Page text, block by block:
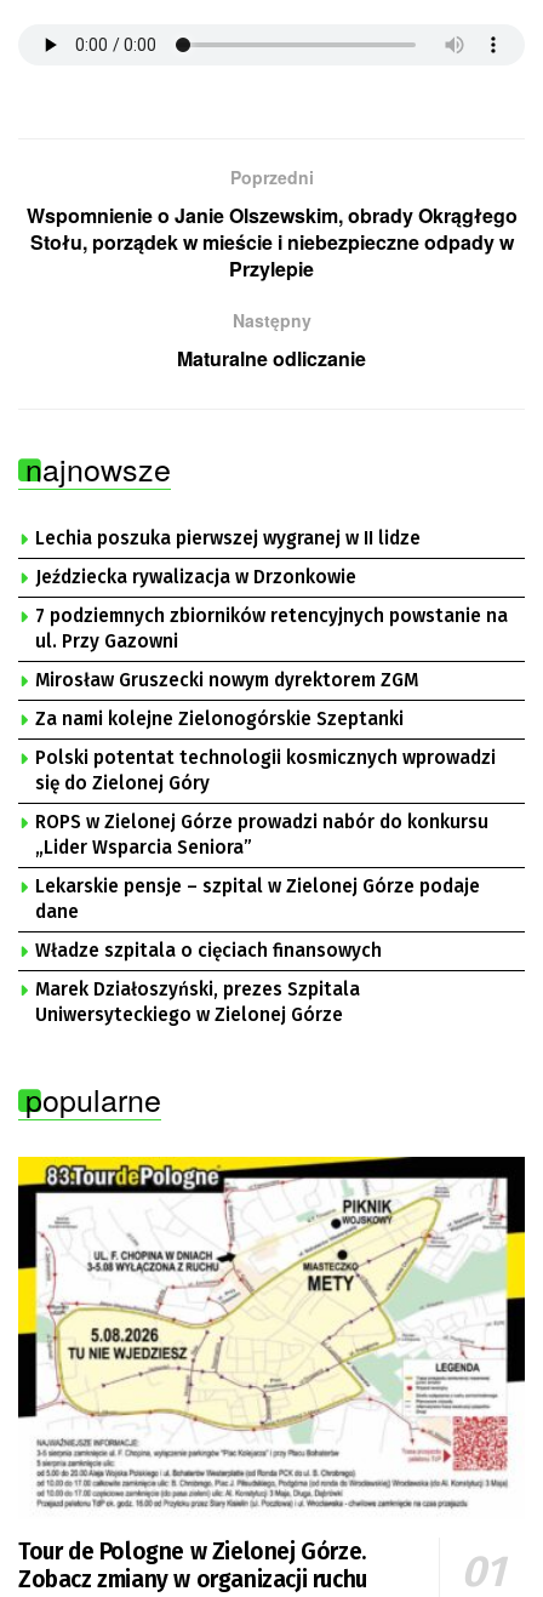
Poprzedni
Wspomnienie o Janie Olszewskim, obrady Okrągłego
Stołu, porządek w mieście i niebezpieczne odpady w
Przylepie
Następny
Maturalne odliczanie
najnowsze
Lechia poszuka pierwszej wygranej w II lidze
Jeździecka rywalizacja w Drzonkowie
7 podziemnych zbiorników retencyjnych powstanie na
ul. Przy Gazowni
Mirosław Gruszecki nowym dyrektorem ZGM
Za nami kolejne Zielonogórskie Szeptanki
Polski potentat technologii kosmicznych wprowadzi
się do Zielonej Góry
ROPS w Zielonej Górze prowadzi nabór do konkursu
„Lider Wsparcia Seniora”
Lekarskie pensje – szpital w Zielonej Górze podaje
dane
Władze szpitala o cięciach finansowych
Marek Działoszyński, prezes Szpitala
Uniwersyteckiego w Zielonej Górze
popularne
Tour de Pologne w Zielonej Górze.
Zobacz zmiany w organizacji ruchu